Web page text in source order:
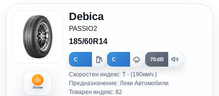
Летни
Debica
PASSIO2
185/60R14
C C 70dB
Скоростен индекс: T - (190км/ч.)
Предназначение: Леки Автомобили
Товарен индекс: 82